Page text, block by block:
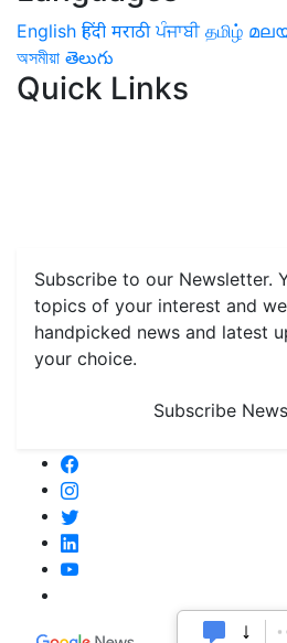
English हिंदी मराठी ਪੰਜਾਬੀ தமிழ்
অসমীয়া తెలుగు
Quick Links
Subscribe to our Newsletter.
topics of your interest and
handpicked news and latest
your choice.
Subscribe